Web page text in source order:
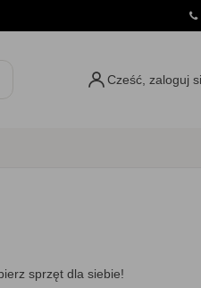
Cześć, zaloguj
sprzęt dla siebie!